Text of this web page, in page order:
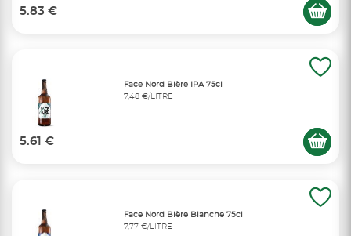
5.83 €
Face Nord Bière IPA 75cl
7,48 €/LITRE
5.61 €
Face Nord Bière Blanche 75cl
7,77 €/LITRE